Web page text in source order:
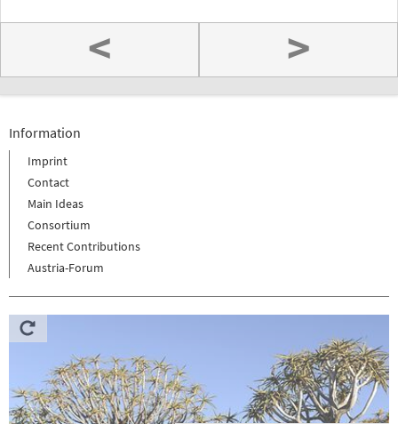
< >
Information
Imprint
Contact
Main Ideas
Consortium
Recent Contributions
Austria-Forum